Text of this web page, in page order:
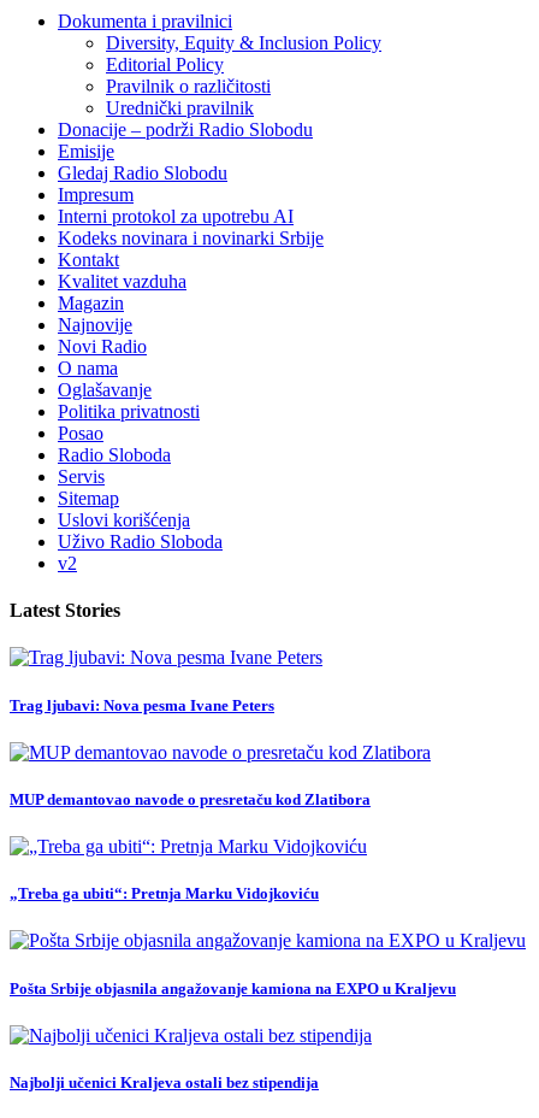
Dokumenta i pravilnici
Diversity, Equity & Inclusion Policy
Editorial Policy
Pravilnik o različitosti
Urednički pravilnik
Donacije – podrži Radio Slobodu
Emisije
Gledaj Radio Slobodu
Impresum
Interni protokol za upotrebu AI
Kodeks novinara i novinarki Srbije
Kontakt
Kvalitet vazduha
Magazin
Najnovije
Novi Radio
O nama
Oglašavanje
Politika privatnosti
Posao
Radio Sloboda
Servis
Sitemap
Uslovi korišćenja
Uživo Radio Sloboda
v2
Latest Stories
Trag ljubavi: Nova pesma Ivane Peters
MUP demantovao navode o presretaču kod Zlatibora
„Treba ga ubiti“: Pretnja Marku Vidojkoviću
Pošta Srbije objasnila angažovanje kamiona na EXPO u Kraljevu
Najbolji učenici Kraljeva ostali bez stipendija